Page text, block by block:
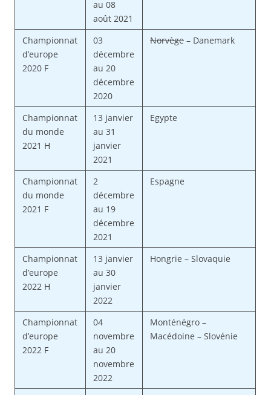
au 08
août 2021
Championnat
d’europe
2020 F
03
décembre
au 20
décembre
2020
Norvège – Danemark
Championnat
du monde
2021 H
13 janvier
au 31
janvier
2021
Egypte
Championnat
du monde
2021 F
2
décembre
au 19
décembre
2021
Espagne
Championnat
d’europe
2022 H
13 janvier
au 30
janvier
2022
Hongrie – Slovaquie
Championnat
d’europe
2022 F
04
novembre
au 20
novembre
2022
Monténégro –
Macédoine – Slovénie